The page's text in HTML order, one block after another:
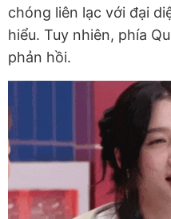
chóng liên lạc với đại
hiểu. Tuy nhiên, phía
phản hồi.